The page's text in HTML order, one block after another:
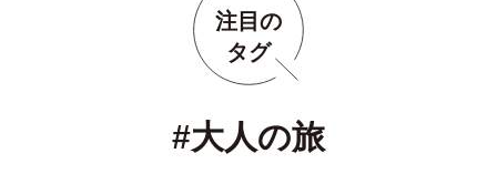
注目の
タグ
#大人の旅